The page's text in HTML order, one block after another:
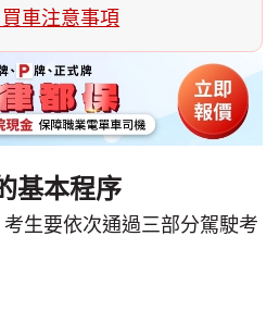
車注意事項
基本程序
生要依次通過三部分駕駛考